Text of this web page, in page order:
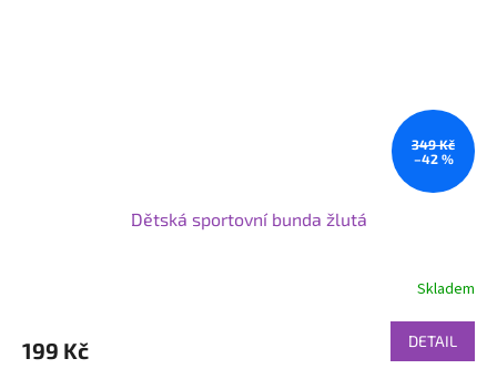
349 Kč
–42 %
Dětská sportovní bunda žlutá
Skladem
199 Kč DETAIL